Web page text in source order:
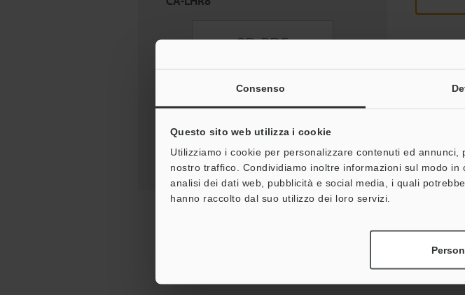
Consenso
Questo sito web utilizza i cookie
Utilizziamo i cookie per personalizzare contenuti ed
nostro traffico. Condividiamo inoltre informazioni sul modo
analisi dei dati web, pubblicità e social media, i quali
hanno raccolto dal suo utilizzo dei loro servizi.